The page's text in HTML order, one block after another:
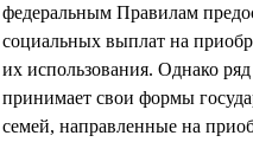
федеральным Правилам
социальных выплат на
их использования. Однако
принимает свои формы
семей, направленные на